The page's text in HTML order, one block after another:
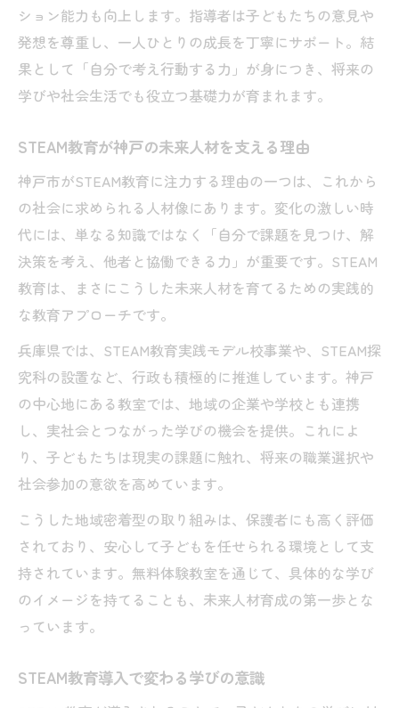
ション能力も向上します。指導者は子どもたちの意見や
発想を尊重し、一人ひとりの成長を丁寧にサポート。結
果として「自分で考え行動する力」が身につき、将来の
学びや社会生活でも役立つ基礎力が育まれます。
STEAM教育が神戸の未来人材を支える理由
神戸市がSTEAM教育に注力する理由の一つは、これから
の社会に求められる人材像にあります。変化の激しい時
代には、単なる知識ではなく「自分で課題を見つけ、解
決策を考え、他者と協働できる力」が重要です。STEAM
教育は、まさにこうした未来人材を育てるための実践的
な教育アプローチです。
兵庫県では、STEAM教育実践モデル校事業や、STEAM探
究科の設置など、行政も積極的に推進しています。神戸
の中心地にある教室では、地域の企業や学校とも連携
し、実社会とつながった学びの機会を提供。これによ
り、子どもたちは現実の課題に触れ、将来の職業選択や
社会参加の意欲を高めています。
こうした地域密着型の取り組みは、保護者にも高く評価
されており、安心して子どもを任せられる環境として支
持されています。無料体験教室を通じて、具体的な学び
のイメージを持てることも、未来人材育成の第一歩とな
っています。
STEAM教育導入で変わる学びの意識